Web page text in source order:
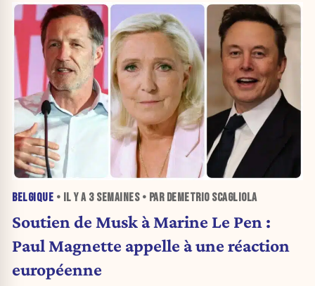
BELGIQUE • IL Y A 3 SEMAINES• PAR DEMETRIO SCAGLIOLA
Soutien de Musk à Marine Le Pen :
Paul Magnette appelle à une réaction
européenne